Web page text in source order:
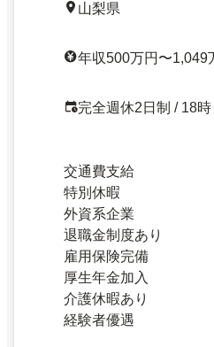
山梨県
年収500万円〜1,049
完全週休2日制 / 18
交通費支給
特別休暇
外資系企業
退職金制度あり
雇用保険完備
厚生年金加入
介護休暇あり
経験者優遇